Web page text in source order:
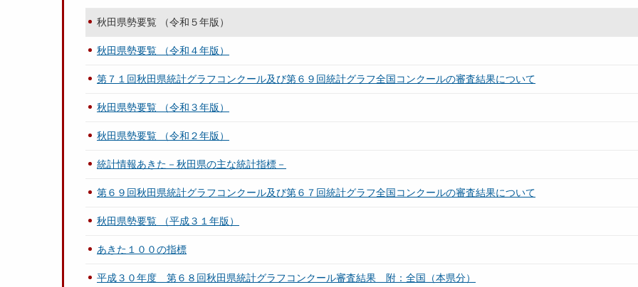
秋田県勢要覧 （令和５年版）
秋田県勢要覧 （令和４年版）
第７１回秋田県統計グラフコンクール及び第６９回統計グラフ全国コンクールの審査結果について
秋田県勢要覧 （令和３年版）
秋田県勢要覧 （令和２年版）
統計情報あきた－秋田県の主な統計指標－
第６９回秋田県統計グラフコンクール及び第６７回統計グラフ全国コンクールの審査結果について
秋田県勢要覧 （平成３１年版）
あきた１００の指標
平成３０年度 第６８回秋田県統計グラフコンクール審査結果 附：全国（本県分）